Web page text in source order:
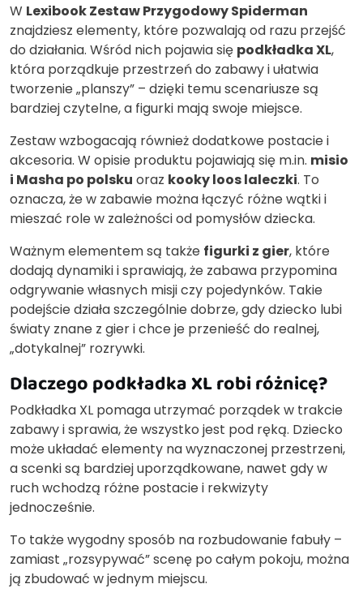
W Lexibook Zestaw Przygodowy Spiderman
znajdziesz elementy, które pozwalają od razu przejść
do działania. Wśród nich pojawia się podkładka XL,
która porządkuje przestrzeń do zabawy i ułatwia
tworzenie „planszy” – dzięki temu scenariusze są
bardziej czytelne, a figurki mają swoje miejsce.
Zestaw wzbogacają również dodatkowe postacie i
akcesoria. W opisie produktu pojawiają się m.in. misio
i Masha po polsku oraz kooky loos laleczki. To
oznacza, że w zabawie można łączyć różne wątki i
mieszać role w zależności od pomysłów dziecka.
Ważnym elementem są także figurki z gier, które
dodają dynamiki i sprawiają, że zabawa przypomina
odgrywanie własnych misji czy pojedynków. Takie
podejście działa szczególnie dobrze, gdy dziecko lubi
światy znane z gier i chce je przenieść do realnej,
„dotykalnej” rozrywki.
Dlaczego podkładka XL robi różnicę?
Podkładka XL pomaga utrzymać porządek w trakcie
zabawy i sprawia, że wszystko jest pod ręką. Dziecko
może układać elementy na wyznaczonej przestrzeni,
a scenki są bardziej uporządkowane, nawet gdy w
ruch wchodzą różne postacie i rekwizyty
jednocześnie.
To także wygodny sposób na rozbudowanie fabuły –
zamiast „rozsypywać” scenę po całym pokoju, można
ją zbudować w jednym miejscu.